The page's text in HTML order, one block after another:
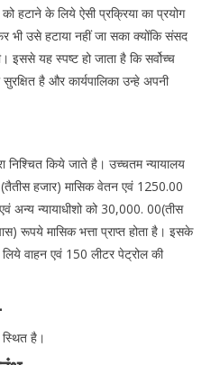
को हटाने के लिये ऐसी प्रक्रिया का प्रयोग
भी उसे हटाया नहीं जा सका क्योंकि संसद
इससे यह स्पष्ट हो जाता है कि सर्वोच्च
है और कार्यपालिका उन्हे अपनी
निश्चित किये जाते है। उच्चतम न्यायालय
हजार) मासिक वेतन एवं 1250.00
अन्य न्यायाधीशो को 30,000. 00(तीस
रूपये मासिक भत्ता प्राप्त होता है। इसके
वाहन एवं 150 लीटर पेट्रोल की
स्थित है।